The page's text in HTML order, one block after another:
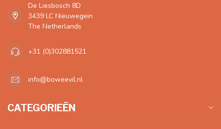
De Liesbosch 8D
3439 LC Nieuwegein
The Netherlands
+31 (0)302881521
info@boweevil.nl
CATEGORIEËN